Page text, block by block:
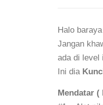
Halo
Jangan
ada di level
Ini dia
Mendatar